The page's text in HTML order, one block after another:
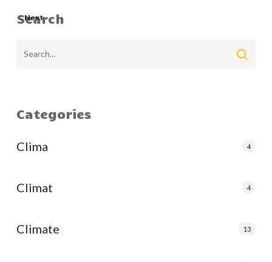
Next
Search
Categories
Clima 4
Climat 4
Climate 13